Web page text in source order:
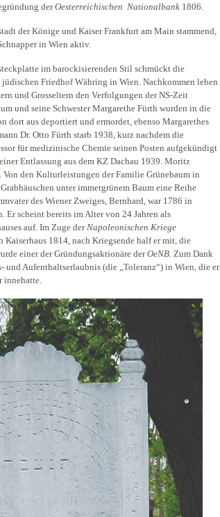
derOesterreichischen Nationalbank 1806.
der Könige und Kaiser Frankfurt am Main stammend,
in Wien aktiv.
im ba­rockisierenden Stil schmückt die
jüdischen Friedhof Währing in Wien. Nachkommen leben
und Grosseltern den Verfolgungen der NS-Zeit
und seine Schwester Margarethe Fürth wurden in die
dort aus deportiert und ermordet, ebenso Margarethes
Dr. Otto Fürth starb 1938, kurz nachdem die
für medizinische Chemie seinen Posten aufgekündigt
Entlassung aus dem KZ Dachau 1939. Moritz
Von den Kulturleistungen der Familie Grünebaum in
unter immergrünem Baum eine Reihe
des Wiener Zweiges, Bernhard, war 1786 in
Er scheint bereits im Alter von 24 Jahren als
auf. Im Zuge derNapoleonischen Kriege
Kaiserhaus 1814, nach Kriegsende half er mit, die
einer der Gründungsaktionäre derOeNB. Zum Dank
und Aufenthaltserlaubnis (die „Toleranz“) in Wien, die er
innehatte.